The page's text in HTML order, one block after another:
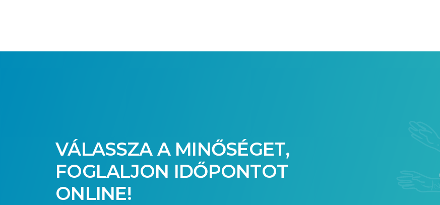
VÁLASSZA A MINŐSÉGET,
FOGLALJON IDŐPONTOT
ONLINE!